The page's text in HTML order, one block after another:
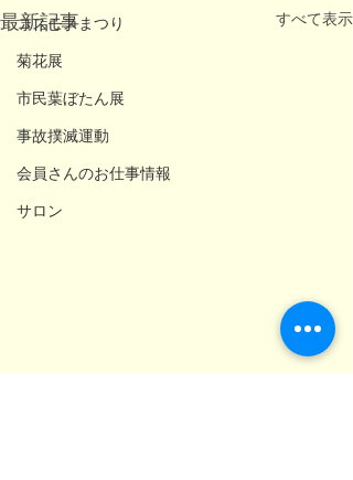
コスモスまつり
菊花展
市民葉ぼたん展
事故撲滅運動
会員さんのお仕事情報
サロン
最新記事 すべて表示